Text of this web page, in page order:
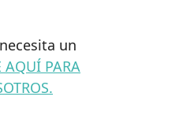
un
AQUÍ PARA